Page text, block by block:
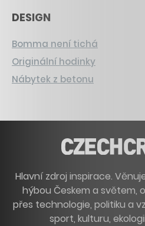
DESIGN
Bomma není tichá
Originální hodinky
Nábytek z betonu
Hlavní zdroj inspirace.
hýbou Českem a světem,
přes technologie, politiku a
sport, kulturu,